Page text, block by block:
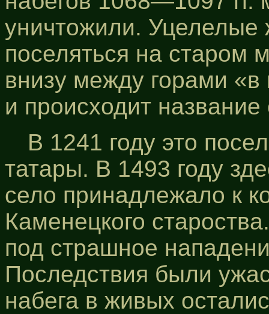
уничтожили. Уцелелые
поселяться на старом
внизу между горами «в
и происходит
В 1241 году это
татары. В 1493 году
село принадлежало к
Каменецкого
под страшное
Последствия были
набега в живых